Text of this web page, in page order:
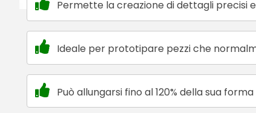
Permette la creazione di dettagli precisi
Ideale per prototipare pezzi che
Può allungarsi fino al 120% della sua